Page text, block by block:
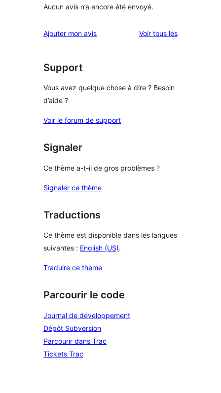
Aucun avis n’a encore été envoyé.
Ajouter mon avis Voir tous lesavis
Support
Vous avez quelque chose à dire ? Besoin
d’aide ?
Voir le forum de support
Signaler
Ce thème a-t-il de gros problèmes ?
Signaler ce thème
Traductions
Ce thème est disponible dans les langues
suivantes : English (US).
Traduire ce thème
Parcourir le code
Journal de développement
Dépôt Subversion
Parcourir dans Trac
Tickets Trac